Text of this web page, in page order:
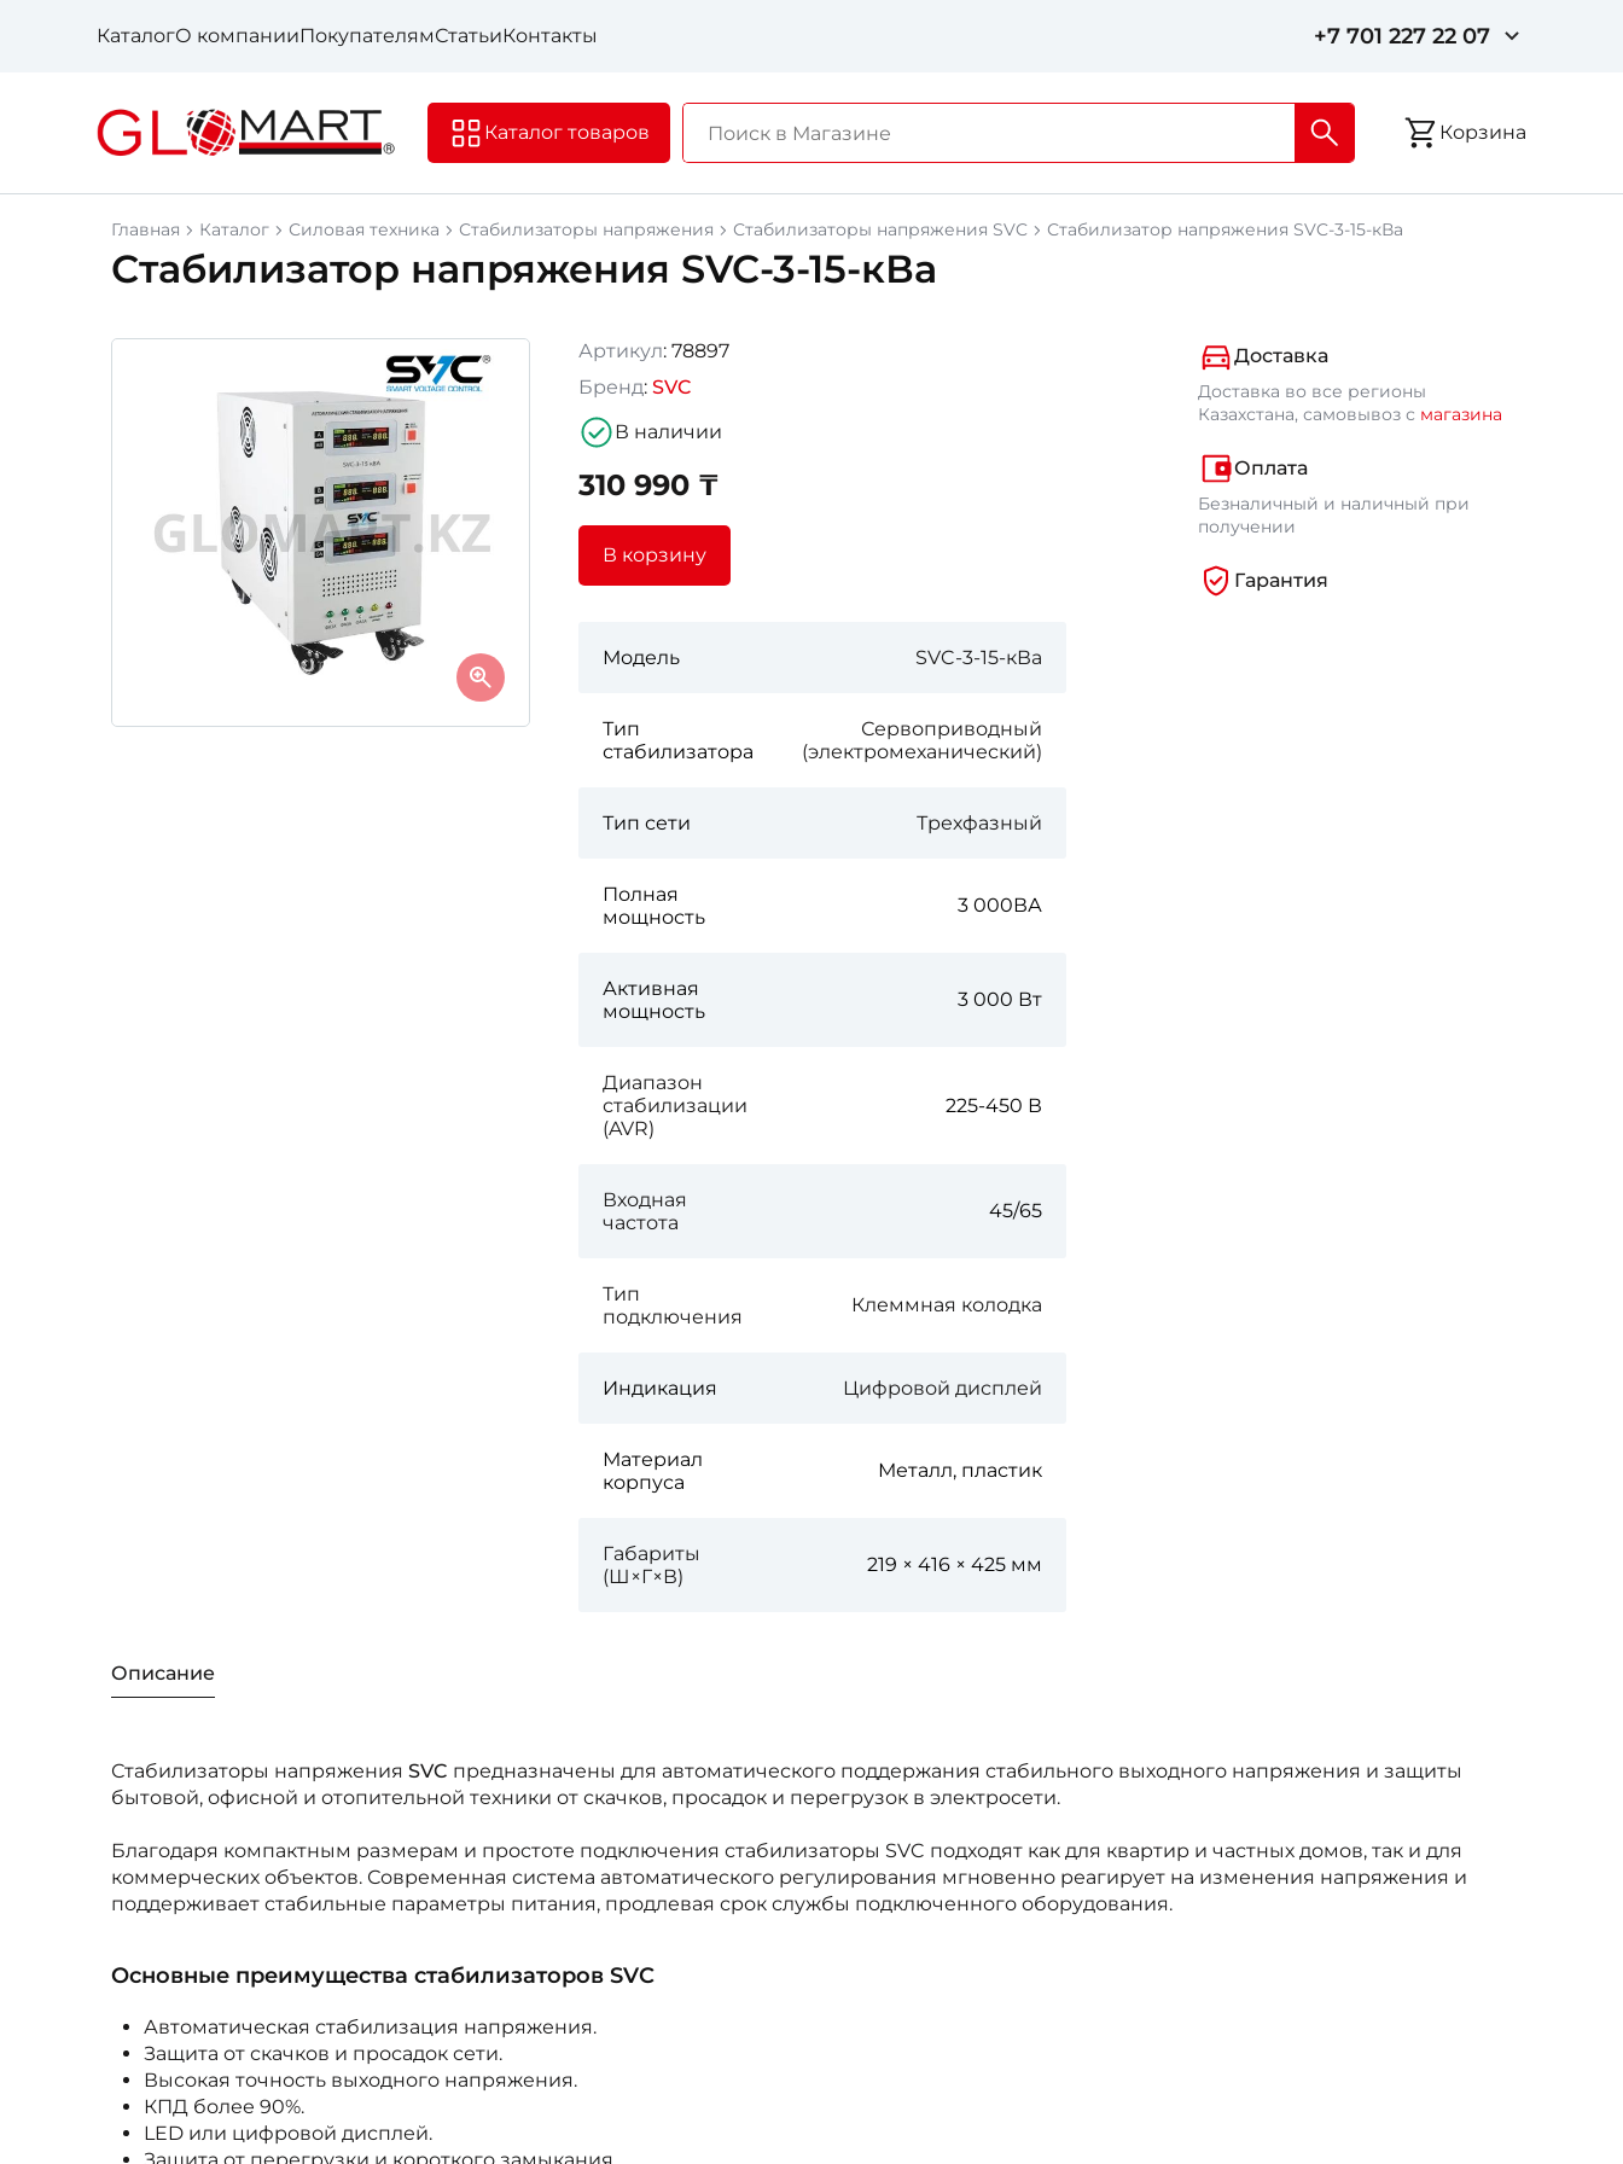
КаталогО компанииПокупателямСтатьиКонтакты +7 701 227 22 07
Каталог товаров Корзина
Главная Каталог Силовая техника Стабилизаторы напряжения Стабилизаторы напряжения SVC Стабилизатор напряжения SVC-3-15-кВа
Стабилизатор напряжения SVC-3-15-кВа
Артикул: 78897
Бренд: SVC
В наличии
310 990 ₸
В корзину
Модель SVC-3-15-кВа
Тип
стабилизатора
Сервоприводный
(электромеханический)
Тип сети Трехфазный
Полная
мощность
3 000ВА
Активная
мощность
3 000 Вт
Диапазон
стабилизации
(AVR)
225-450 В
Входная
частота
45/65
Тип
подключения
Клеммная колодка
Индикация Цифровой дисплей
Материал
корпуса
Металл, пластик
Габариты
(Ш×Г×В)
219 × 416 × 425 мм
Доставка
Доставка во все регионы
Казахстана, самовывоз с магазина
Оплата
Безналичный и наличный при
получении
Гарантия
Описание
Стабилизаторы напряжения SVC предназначены для автоматического поддержания стабильного выходного напряжения и защиты
бытовой, офисной и отопительной техники от скачков, просадок и перегрузок в электросети.
Благодаря компактным размерам и простоте подключения стабилизаторы SVC подходят как для квартир и частных домов, так и для
коммерческих объектов. Современная система автоматического регулирования мгновенно реагирует на изменения напряжения и
поддерживает стабильные параметры питания, продлевая срок службы подключенного оборудования.
Основные преимущества стабилизаторов SVC
Автоматическая стабилизация напряжения.
Защита от скачков и просадок сети.
Высокая точность выходного напряжения.
КПД более 90%.
LED или цифровой дисплей.